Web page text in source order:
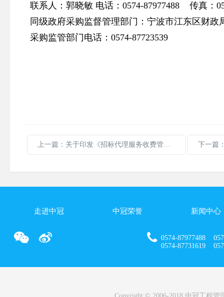
联系人：郭晓敏 电话：0574-87977488 传真：
同级政府采购监督管理部门：宁波市江东区财政
采购监管部门电话：0574-87723539
上一篇：关于印发《招标代理服务收费管理暂行办法》的通知
走进中冠 中冠荣誉 新闻中心
0574-87977488
0574-87731619